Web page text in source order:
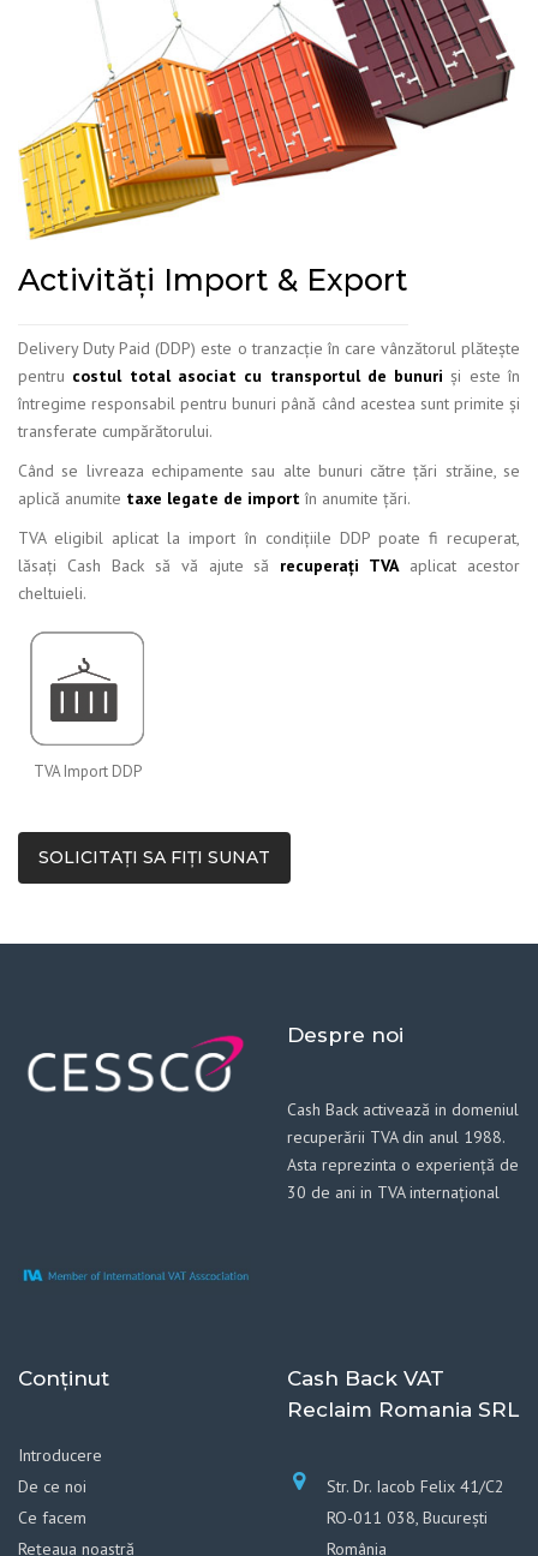
Activități Import & Export
Delivery Duty Paid (DDP) este o tranzacție în care vânzătorul plătește
pentru costul total asociat cu transportul de bunuri și este în
întregime responsabil pentru bunuri până când acestea sunt primite și
transferate cumpărătorului.
Când se livreaza echipamente sau alte bunuri către țări străine, se
aplică anumite taxe legate de importîn anumite țări.
TVA eligibil aplicat la import în condițiile DDP poate fi recuperat,
lăsați Cash Back să vă ajute să recuperați TVAaplicat acestor
cheltuieli.
TVA Import DDP
SOLICITAȚI SA FIȚI SUNAT
Despre noi
Cash Back activează in domeniul
recuperării TVA din anul 1988.
Asta reprezinta o experiență de
30 de ani in TVA internațional
Conținut
Introducere
De ce noi
Ce facem
Rețeaua noastră
Cash Back VAT
Reclaim Romania SRL
Str. Dr. Iacob Felix 41/C2
RO-011 038, București
România